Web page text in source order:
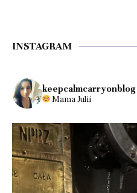
INSTAGRAM
keepcalmcarryonblog
Mama Julii